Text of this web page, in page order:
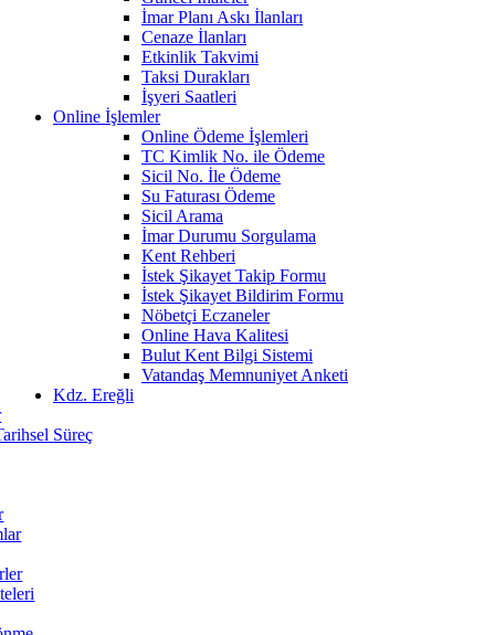
İmar Planı Askı İlanları
Cenaze İlanları
Etkinlik Takvimi
Taksi Durakları
İşyeri Saatleri
Online İşlemler
Online Ödeme İşlemleri
TC Kimlik No. ile Ödeme
Sicil No. İle Ödeme
Su Faturası Ödeme
Sicil Arama
İmar Durumu Sorgulama
Kent Rehberi
İstek Şikayet Takip Formu
İstek Şikayet Bildirim Formu
Nöbetçi Eczaneler
Online Hava Kalitesi
Bulut Kent Bilgi Sistemi
Vatandaş Memnuniyet Anketi
Kdz. Ereğli
Süreç